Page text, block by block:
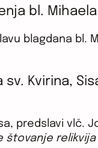
bl.
blagdana
sv. Kvirina,
predslavi vlč.
štovanje